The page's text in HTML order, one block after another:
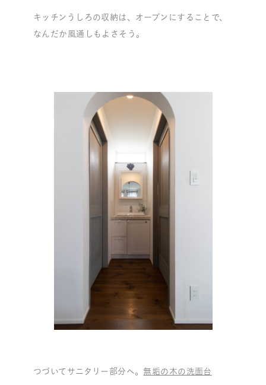
キッチンうしろの収納は、オープンにすることで、
なんだか風通しもよさそう。
つづいてサニタリー部分へ。 無垢の木の洗面台